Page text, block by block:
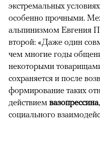
экстремальных
особенно прочными.
альпинизмом Евгения
второй: «Даже один
чем многие годы
некоторыми
сохраняется и после
формирование таких
действием вазопрессина
социального